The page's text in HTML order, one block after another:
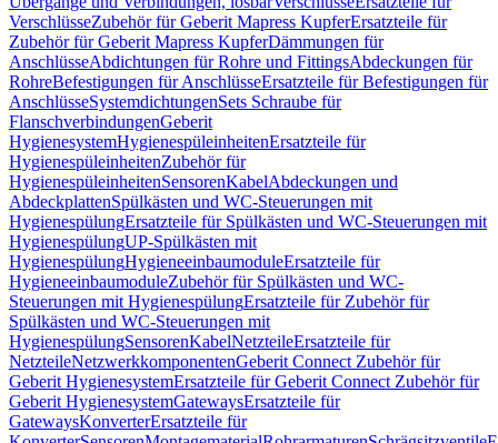
VerschlüsseZubehör für Geberit Mapress KupferErsatzteile für
Zubehör für Geberit Mapress KupferDämmungen für
AnschlüsseAbdichtungen für Rohre und FittingsAbdeckungen für
RohreBefestigungen für AnschlüsseErsatzteile für Befestigungen für
AnschlüsseSystemdichtungenSets Schraube für
FlanschverbindungenGeberit
HygienesystemHygienespüleinheitenErsatzteile für
HygienespüleinheitenZubehör für
HygienespüleinheitenSensorenKabelAbdeckungen und
AbdeckplattenSpülkästen und WC-Steuerungen mit
HygienespülungErsatzteile für Spülkästen und WC-Steuerungen mit
HygienespülungUP-Spülkästen mit
HygienespülungHygieneeinbaumoduleErsatzteile für
HygieneeinbaumoduleZubehör für Spülkästen und WC-
Steuerungen mit HygienespülungErsatzteile für Zubehör für
Spülkästen und WC-Steuerungen mit
HygienespülungSensorenKabelNetzteileErsatzteile für
NetzteileNetzwerkkomponentenGeberit Connect Zubehör für
Geberit HygienesystemErsatzteile für Geberit Connect Zubehör für
Geberit HygienesystemGatewaysErsatzteile für
GatewaysKonverterErsatzteile für